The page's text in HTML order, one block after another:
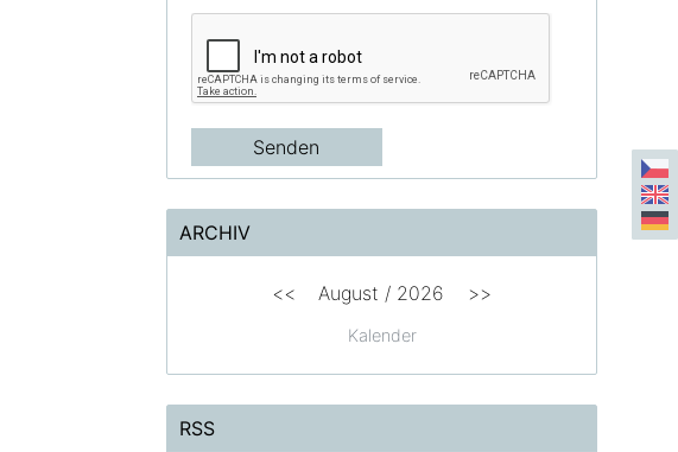
ARCHIV
Kalender
<< August / 2026 >>
RSS